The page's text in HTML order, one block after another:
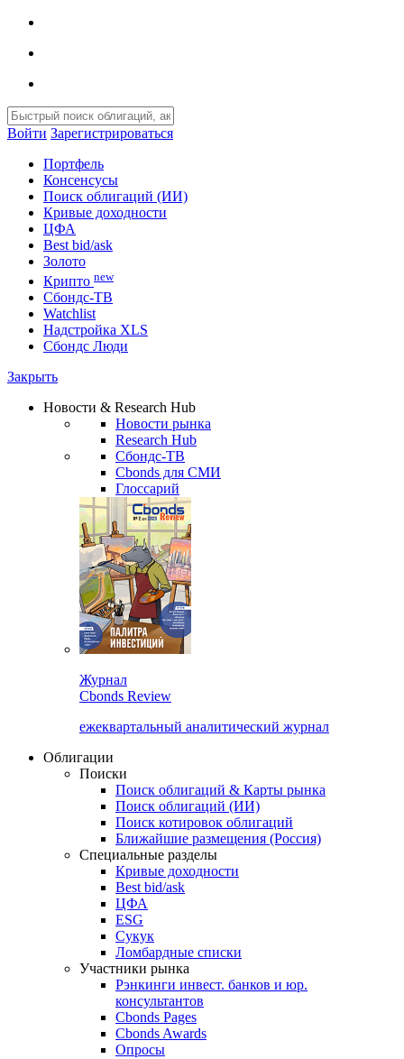
Войти Зарегистрироваться
Портфель
Консенсусы
Поиск облигаций (ИИ)
Кривые доходности
ЦФА
Best bid/ask
Золото
Крипто new
Сбондс-ТВ
Watchlist
Надстройка XLS
Сбондс Люди
Закрыть
Новости & Research Hub
Новости рынка
Research Hub
Сбондс-ТВ
Cbonds для СМИ
Глоссарий
Журнал
Cbonds Review
ежеквартальный аналитический журнал
Облигации
Поиски
Поиск облигаций & Карты рынка
Поиск облигаций (ИИ)
Поиск котировок облигаций
Ближайшие размещения (Россия)
Специальные разделы
Кривые доходности
Best bid/ask
ЦФА
ESG
Сукук
Ломбардные списки
Участники рынка
Рэнкинги инвест. банков и юр.
консультантов
Cbonds Pages
Cbonds Awards
Опросы